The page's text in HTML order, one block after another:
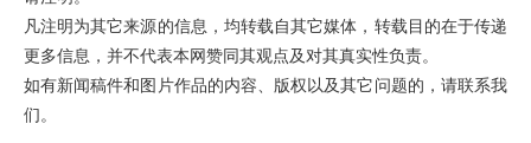
凡注明为其它来源的信息，均转载自其它媒体，转载目的在于传递
更多信息，并不代表本网赞同其观点及对其真实性负责。
如有新闻稿件和图片作品的内容、版权以及其它问题的，请联系我
们。